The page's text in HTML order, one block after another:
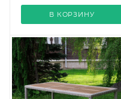
В КОРЗИНУ